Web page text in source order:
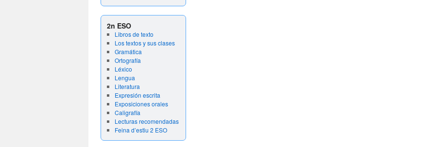
2n ESO
Libros de texto
Los textos y sus clases
Gramática
Ortografía
Léxico
Lengua
Literatura
Expresión escrita
Exposiciones orales
Caligrafía
Lecturas recomendadas
Feina d’estiu 2 ESO